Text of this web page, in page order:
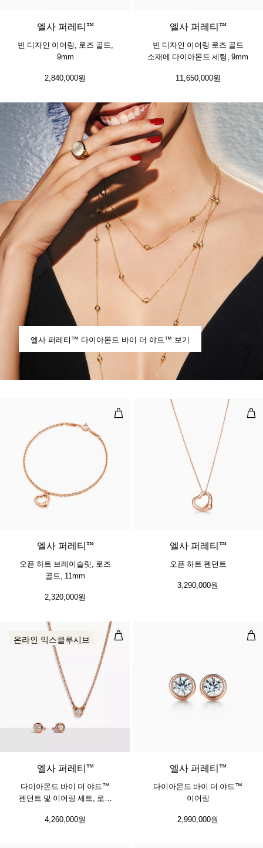
엘사 퍼레티™
빈 디자인 이어링, 로즈 골드,
9mm
2,840,000원
엘사 퍼레티™
빈 디자인 이어링 로즈 골드
소재에 다이아몬드 세팅, 9mm
11,650,000원
엘사 퍼레티™ 다이아몬드 바이 더 야드™ 보기
오픈 하트 브레이슬릿, 로즈 골드,
2 소재
엘사 퍼레티™
오픈 하트 브레이슬릿, 로즈
골드, 11mm
2,320,000원
오
엘사 퍼레티™
오픈 하트 펜던트
3,290,000원
다이아몬드 바이 더 야드™ 펜던트
온라인 익스클루시브
엘사 퍼레티™
다이아몬드 바이 더 야드™
펜던트 및 이어링 세트, 로즈
4,260,000원
다
​​​엘사 퍼레티™
다이아몬드 바이 더 야드™
이어링
2,990,000원